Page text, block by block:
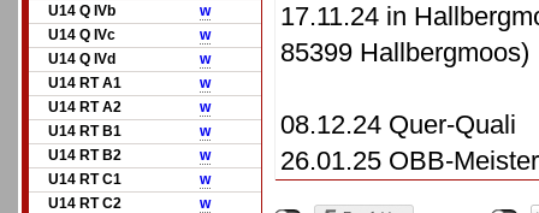
U14 Q IVb
w
U14 Q IVc
w
U14 Q IVd
w
U14 RT A1
w
U14 RT A2
w
U14 RT B1
w
U14 RT B2
w
U14 RT C1
w
U14 RT C2
w
17.11.24 in
85399 Hallbergmoos)
08.12.24 Quer-Quali
26.01.25 OBB-